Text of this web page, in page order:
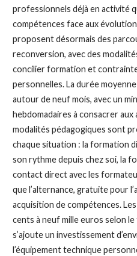
professionnels déjà en activité
compétences face aux
proposent désormais des
reconversion, avec des
concilier formation et
personnelles. La durée
autour de neuf mois, avec un
hebdomadaires à consacrer
modalités pédagogiques sont
chaque situation : la formation
son rythme depuis chez soi, la
contact direct avec les
que l’alternance, gratuite pour
acquisition de compétences.
cents à neuf mille euros selon
s’ajoute un investissement
l’équipement technique